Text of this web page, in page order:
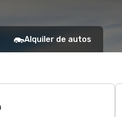
Alquiler de autos